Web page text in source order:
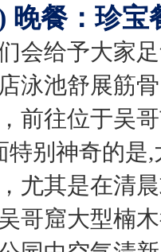
晚餐：珍宝
会给予大家
泳池舒展筋
前往位于吴
特别神奇的
尤其是在清
哥窟大型楠